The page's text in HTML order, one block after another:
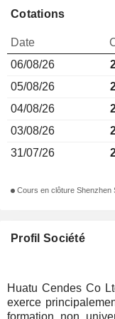
Profil Société
Huatu Cendes Co
exerce
formation non
Cotations
Date
06/08/26
05/08/26
04/08/26
03/08/26
31/07/26
Cours en clôture Shenzhen